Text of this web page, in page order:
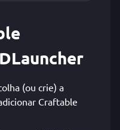
(ou crie) a
Craftable